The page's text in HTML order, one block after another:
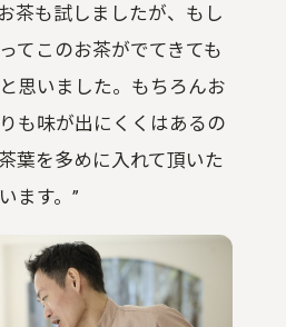
茶も試しましたが、もし
てこのお茶がでてきても
思いました。もちろんお
も味が出にくくはあるの
葉を多めに入れて頂いた
ます。”